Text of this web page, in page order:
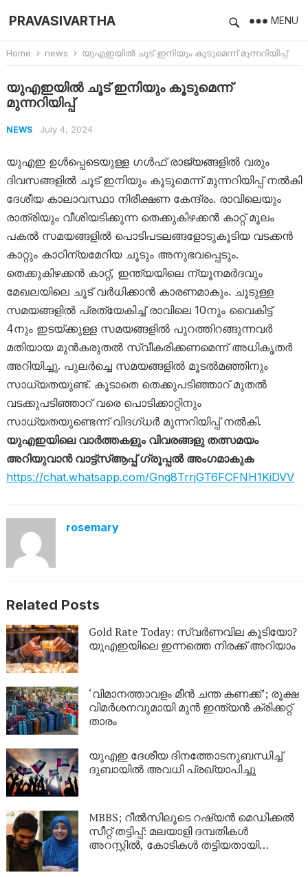
PRAVASIVARTHA MENU
Home news യുഎഇയിൽ ചൂട് ഇനിയും കൂടുമെന്ന് മുന്നറിയിപ്പ്
യുഎഇയിൽ ചൂട് ഇനിയും കൂടുമെന്ന്
മുന്നറിയിപ്പ്
NEWS July 4, 2024
യുഎഇ ഉൾപ്പെടെയുള്ള ​ഗൾഫ് രാജ്യങ്ങളിൽ വരും
ദിവസങ്ങളിൽ ചൂട് ഇനിയും കൂടുമെന്ന് മുന്നറിയിപ്പ് നൽകി
ദേശീയ കാലാവസ്ഥാ നിരീക്ഷണ കേന്ദ്രം. രാവിലെയും
രാത്രിയും വീശിയടിക്കുന്ന തെക്കുകിഴക്കൻ കാറ്റ് മൂലം
പകൽ സമയങ്ങളിൽ പൊടിപടലങ്ങളോടുകൂടിയ വടക്കൻ
കാറ്റും കാഠിന്യമേറിയ ചൂടും അനുഭവപ്പെടും.
തെക്കുകിഴക്കൻ കാറ്റ്, ഇന്ത്യയിലെ ന്യൂനമർദവും
മേഖലയിലെ ചൂട് വർധിക്കാൻ കാരണമാകും. ചൂടുള്ള
സമയങ്ങളിൽ പ്രത്യേകിച്ച് രാവിലെ 10നും വൈകിട്ട്
4നും ഇടയ്ക്കുള്ള സമയങ്ങളിൽ പുറത്തിറങ്ങുന്നവർ
മതിയായ മുൻകരുതൽ സ്വീകരിക്കണമെന്ന് അധികൃതർ
അറിയിച്ചു. പുലർച്ചെ സമയങ്ങളിൽ മൂടൽമഞ്ഞിനും
സാധ്യതയുണ്ട്. കൂടാതെ തെക്കുപടിഞ്ഞാറ് മുതൽ
വടക്കുപടിഞ്ഞാറ് വരെ പൊടിക്കാറ്റിനും
സാധ്യതയുണ്ടെന്ന് വിദ​ഗ്ധർ മുന്നറിയിപ്പ് നൽകി.
യുഎഇയിലെ വാർത്തകളും വിവരങ്ങളു തത്സമയം
അറിയുവാൻ വാട്ട്‌സ്ആപ്പ് ഗ്രൂപ്പൽ അംഗമാകുക
https://chat.whatsapp.com/Gng8TrrjGT6FCFNH1KiDVV
rosemary
Related Posts
Gold Rate Today: സ്വര്‍ണവില കൂടിയോ?
യുഎഇയിലെ ഇന്നത്തെ നിരക്ക് അറിയാം
‘വിമാനത്താവളം മീന്‍ ചന്ത കണക്ക്’; രൂക്ഷ
വിമര്‍ശനവുമായി മുന്‍ ഇന്ത്യന്‍ ക്രിക്കറ്റ്
താരം
യുഎഇ ദേശീയ ദിനത്തോടനുബന്ധിച്ച്
ദുബായിൽ അവധി പ്രഖ്യാപിച്ചു
MBBS; റീൽസിലൂടെ റഷ്യൻ മെഡിക്കൽ
സീറ്റ് തട്ടിപ്പ്: മലയാളി ദമ്പതികൾ
അറസ്റ്റിൽ, കോടികൾ തട്ടിയതായി